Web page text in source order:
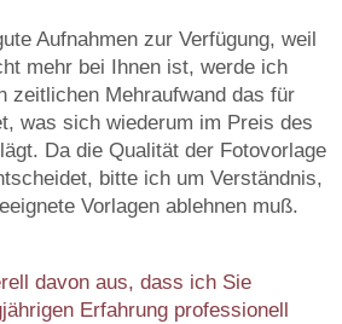
Aufnahmen zur Verfügung, weil
mehr bei Ihnen ist, werde ich
zeitlichen Mehraufwand das für
was sich wiederum im Preis des
Da die Qualität der Fotovorlage
bitte ich um Verständnis,
Vorlagen ablehnen muß.
davon aus, dass ich Sie
Erfahrung professionell